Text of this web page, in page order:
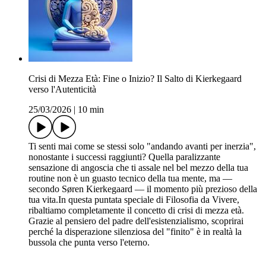
Crisi di Mezza Età: Fine o Inizio? Il Salto di Kierkegaard
verso l'Autenticità
25/03/2026
10 min
Ti senti mai come se stessi solo "andando avanti per inerzia",
nonostante i successi raggiunti? Quella paralizzante
sensazione di angoscia che ti assale nel bel mezzo della tua
routine non è un guasto tecnico della tua mente, ma —
secondo Søren Kierkegaard — il momento più prezioso della
tua vita.In questa puntata speciale di Filosofia da Vivere,
ribaltiamo completamente il concetto di crisi di mezza età.
Grazie al pensiero del padre dell'esistenzialismo, scoprirai
perché la disperazione silenziosa del "finito" è in realtà la
bussola che punta verso l'eterno.